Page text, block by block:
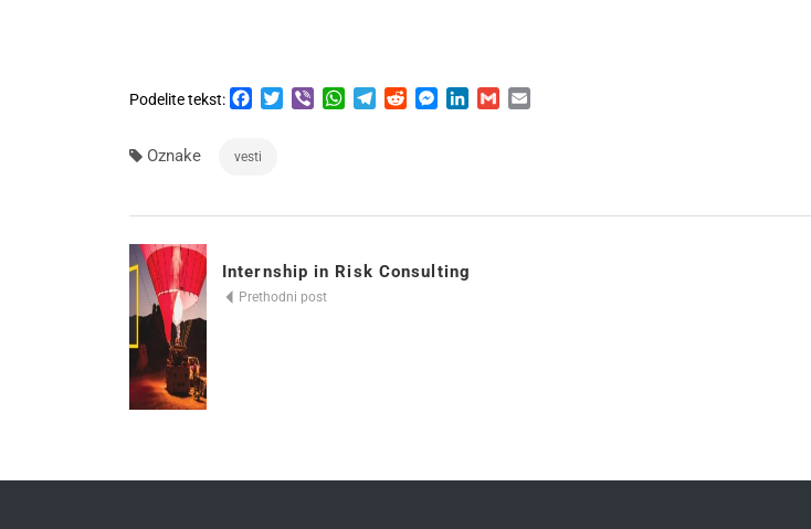
Podelite tekst: Facebook
Twitter
Viber WhatsApp
TelegramRedditMessenger
LinkedIn
Gmail
Oznake vesti
Internship in Risk Consulting
Prethodni post